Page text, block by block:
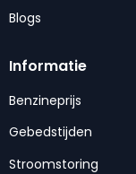
Blogs
Informatie
Benzineprijs
Gebedstijden
Stroomstoring